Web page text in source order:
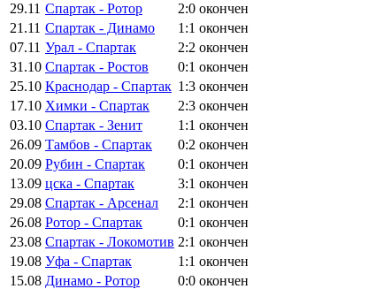
29.11 Спартак - Ротор 2:0 окончен
21.11 Спартак - Динамо 1:1 окончен
07.11 Урал - Спартак 2:2 окончен
31.10 Спартак - Ростов 0:1 окончен
25.10 Краснодар - Спартак 1:3 окончен
17.10 Химки - Спартак 2:3 окончен
03.10 Спартак - Зенит 1:1 окончен
26.09 Тамбов - Спартак 0:2 окончен
20.09 Рубин - Спартак 0:1 окончен
13.09 цска - Спартак 3:1 окончен
29.08 Спартак - Арсенал 2:1 окончен
26.08 Ротор - Спартак 0:1 окончен
23.08 Спартак - Локомотив 2:1 окончен
19.08 Уфа - Спартак 1:1 окончен
15.08 Динамо - Ротор 0:0 окончен